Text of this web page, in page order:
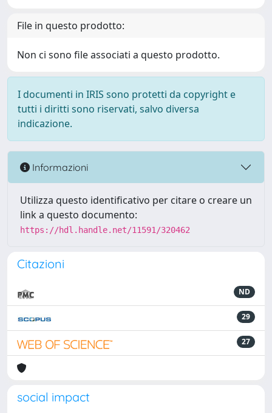
File in questo prodotto:
Non ci sono file associati a questo prodotto.
I documenti in IRIS sono protetti da copyright e
tutti i diritti sono riservati, salvo diversa
indicazione.
Informazioni
Utilizza questo identificativo per citare o creare un
link a questo documento:
https://hdl.handle.net/11591/320462
Citazioni
ND
29
27
social impact